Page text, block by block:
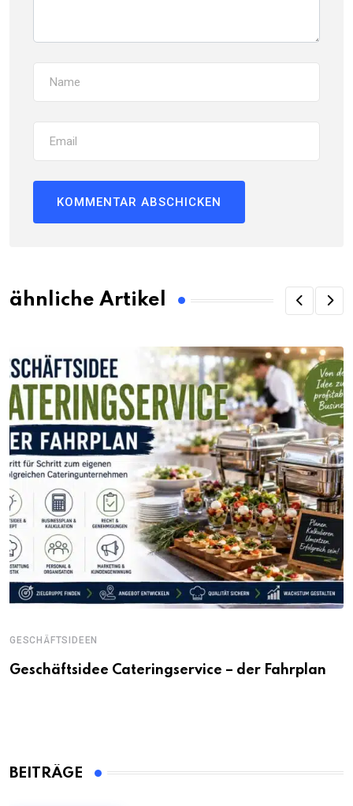
ähnliche Artikel
GESCHÄFTSIDEEN
Geschäftsidee Cateringservice – der Fahrplan
BEITRÄGE